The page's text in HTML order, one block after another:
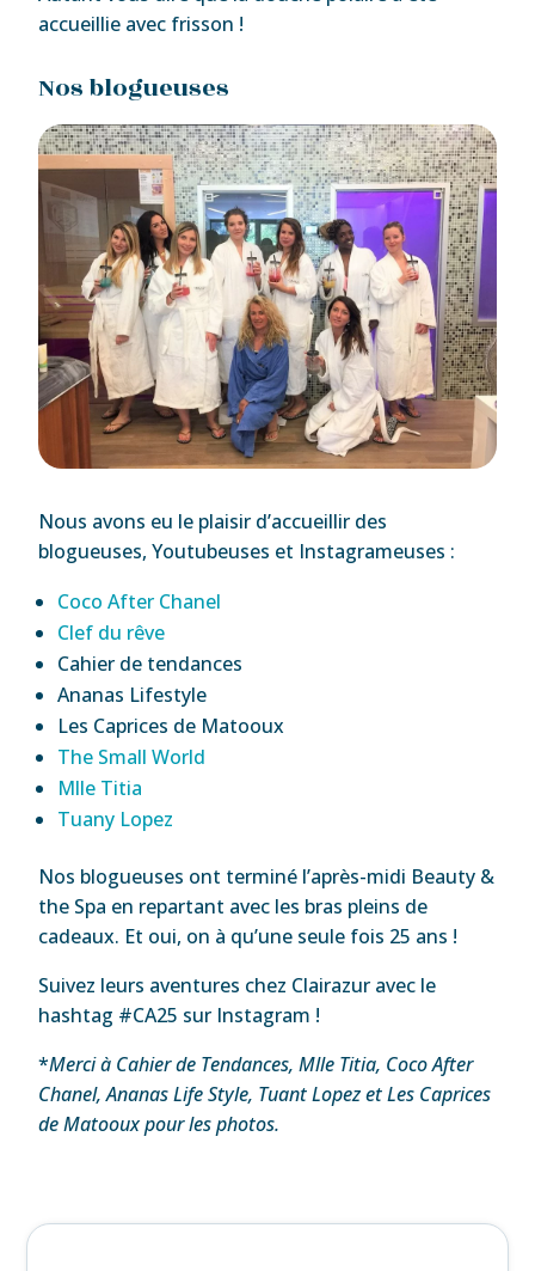
accueillie avec frisson !
Nos blogueuses
Nous avons eu le plaisir d’accueillir des
blogueuses, Youtubeuses et Instagrameuses :
Coco After Chanel
Clef du rêve
Cahier de tendances
Ananas Lifestyle
Les Caprices de Matooux
The Small World
Mlle Titia
Tuany Lopez
Nos blogueuses ont terminé l’après-midi Beauty &
the Spa en repartant avec les bras pleins de
cadeaux. Et oui, on à qu’une seule fois 25 ans !
Suivez leurs aventures chez Clairazur avec le
hashtag #CA25 sur Instagram !
*Merci à Cahier de Tendances, Mlle Titia, Coco After
Chanel, Ananas Life Style, Tuant Lopez et Les Caprices
de Matooux pour les photos.